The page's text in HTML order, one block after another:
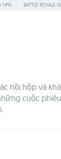
VPN BATTLE ROYALE
hồi hộp và
cuộc